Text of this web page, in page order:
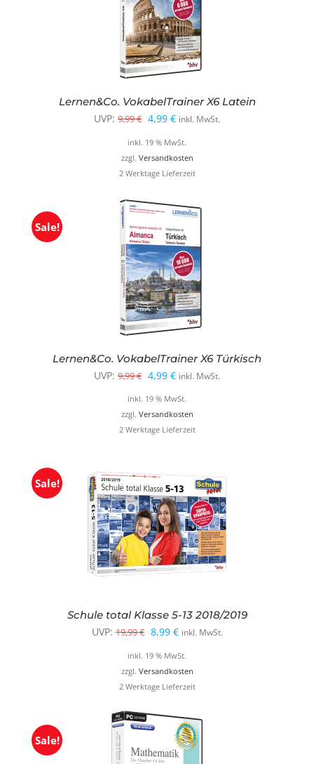
Lernen&Co. VokabelTrainer X6 Latein
UVP: 9,99€ Ursprünglicher
Preis
war:
9,99 €
4,99 €Aktueller
Preis
ist:
4,99 €.
inkl. MwSt.
inkl. 19 % MwSt.
zzgl. Versandkosten
2 Werktage Lieferzeit
Sale!
Lernen&Co. VokabelTrainer X6 Türkisch
UVP: 9,99€ Ursprünglicher
Preis
war:
9,99 €
4,99 €Aktueller
Preis
ist:
4,99 €.
inkl. MwSt.
inkl. 19 % MwSt.
zzgl. Versandkosten
2 Werktage Lieferzeit
Sale!
Schule total Klasse 5-13 2018/2019
UVP: 19,99€ Ursprünglicher
Preis
war:
19,99 €
8,99 €Aktueller
Preis
ist:
8,99 €.
inkl. MwSt.
inkl. 19 % MwSt.
zzgl. Versandkosten
2 Werktage Lieferzeit
Sale!